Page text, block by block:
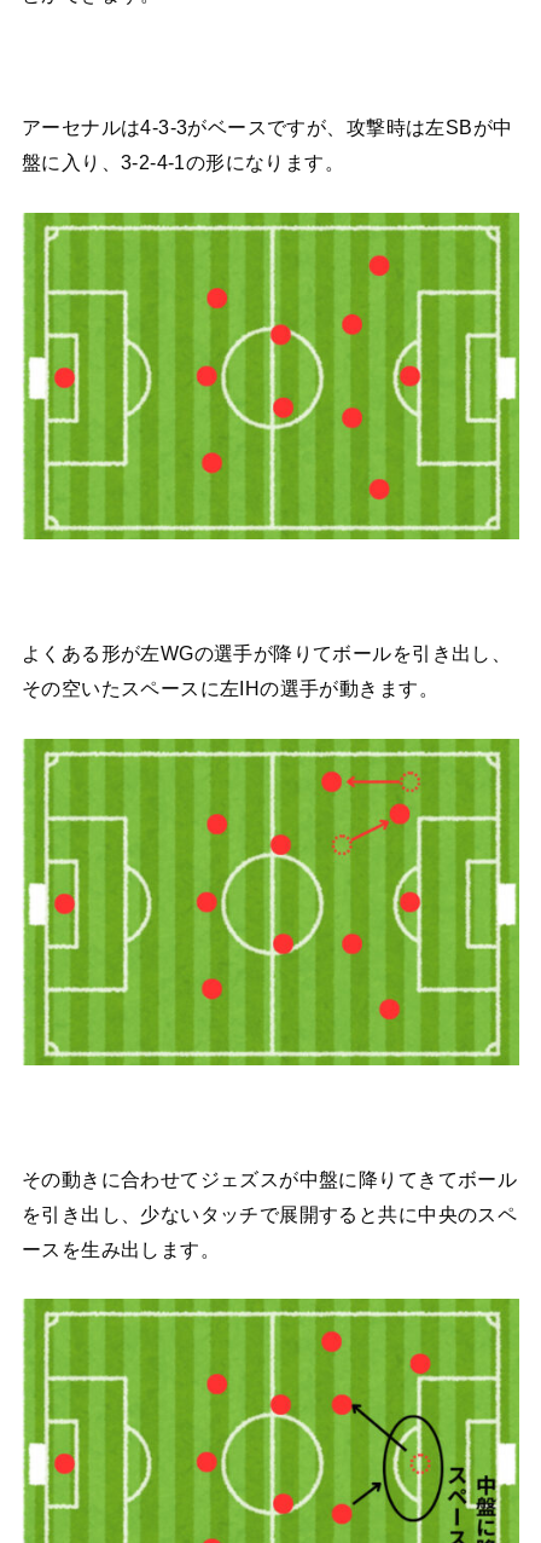
アーセナルは4-3-3がベースですが、攻撃時は左SBが中
盤に入り、3-2-4-1の形になります。
よくある形が左WGの選手が降りてボールを引き出し、
その空いたスペースに左IHの選手が動きます。
その動きに合わせてジェズスが中盤に降りてきてボール
を引き出し、少ないタッチで展開すると共に中央のスペ
ースを生み出します。